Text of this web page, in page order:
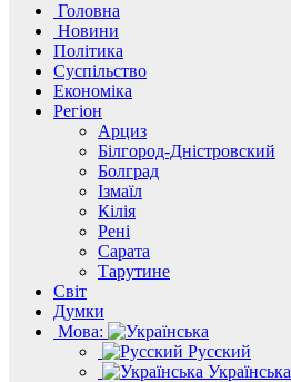
Головна
Новини
Політика
Суспільство
Економіка
Регіон
Арциз
Білгород-Дністровский
Болград
Ізмаїл
Кілія
Рені
Сарата
Тарутине
Світ
Думки
Мова:
Русский
Українська